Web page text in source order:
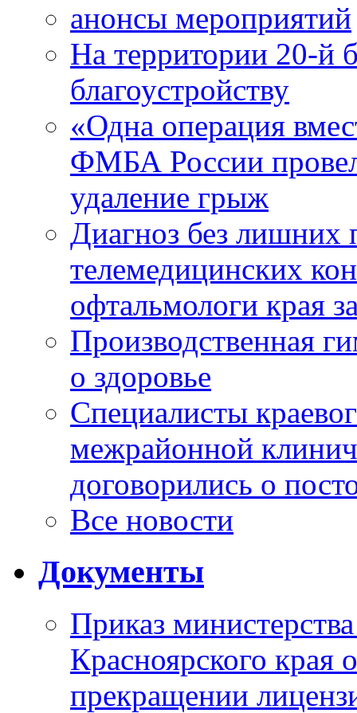
анонсы мероприятий
На территории 20-й
благоустройству
«Одна операция
ФМБА России
удаление грыж
Диагноз без лишних
телемедицинских
офтальмологи края
Производственная
о здоровье
Специалисты
межрайонной
договорились о
Все новости
Документы
Приказ
Красноярского
прекращении